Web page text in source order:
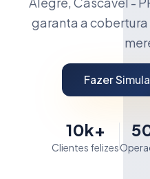
garanta a cobertura
Fazer
10k+
Clientes felizes